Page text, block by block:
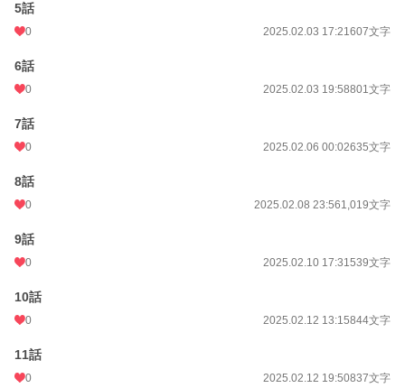
5話
0 2025.02.03 17:21607文字
6話
0 2025.02.03 19:58801文字
7話
0 2025.02.06 00:02635文字
8話
0 2025.02.08 23:561,019文字
9話
0 2025.02.10 17:31539文字
10話
0 2025.02.12 13:15844文字
11話
0 2025.02.12 19:50837文字